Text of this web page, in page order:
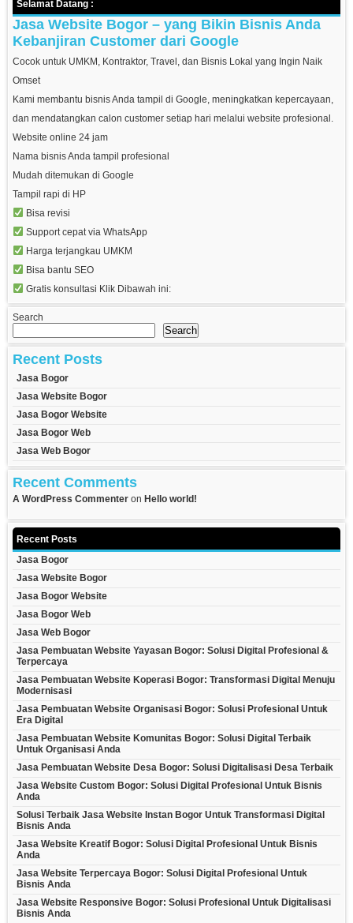
Selamat Datang :
Jasa Website Bogor – yang Bikin Bisnis Anda
Kebanjiran Customer dari Google
Cocok untuk UMKM, Kontraktor, Travel, dan Bisnis Lokal yang Ingin Naik
Omset
Kami membantu bisnis Anda tampil di Google, meningkatkan kepercayaan,
dan mendatangkan calon customer setiap hari melalui website profesional.
Website online 24 jam
Nama bisnis Anda tampil profesional
Mudah ditemukan di Google
Tampil rapi di HP
Bisa revisi
Support cepat via WhatsApp
Harga terjangkau UMKM
Bisa bantu SEO
Gratis konsultasi Klik Dibawah ini:
Search
Search
Recent Posts
Jasa Bogor
Jasa Website Bogor
Jasa Bogor Website
Jasa Bogor Web
Jasa Web Bogor
Recent Comments
A WordPress Commenter on Hello world!
Recent Posts
Jasa Bogor
Jasa Website Bogor
Jasa Bogor Website
Jasa Bogor Web
Jasa Web Bogor
Jasa Pembuatan Website Yayasan Bogor: Solusi Digital Profesional &
Terpercaya
Jasa Pembuatan Website Koperasi Bogor: Transformasi Digital Menuju
Modernisasi
Jasa Pembuatan Website Organisasi Bogor: Solusi Profesional Untuk
Era Digital
Jasa Pembuatan Website Komunitas Bogor: Solusi Digital Terbaik
Untuk Organisasi Anda
Jasa Pembuatan Website Desa Bogor: Solusi Digitalisasi Desa Terbaik
Jasa Website Custom Bogor: Solusi Digital Profesional Untuk Bisnis
Anda
Solusi Terbaik Jasa Website Instan Bogor Untuk Transformasi Digital
Bisnis Anda
Jasa Website Kreatif Bogor: Solusi Digital Profesional Untuk Bisnis
Anda
Jasa Website Terpercaya Bogor: Solusi Digital Profesional Untuk
Bisnis Anda
Jasa Website Responsive Bogor: Solusi Profesional Untuk Digitalisasi
Bisnis Anda